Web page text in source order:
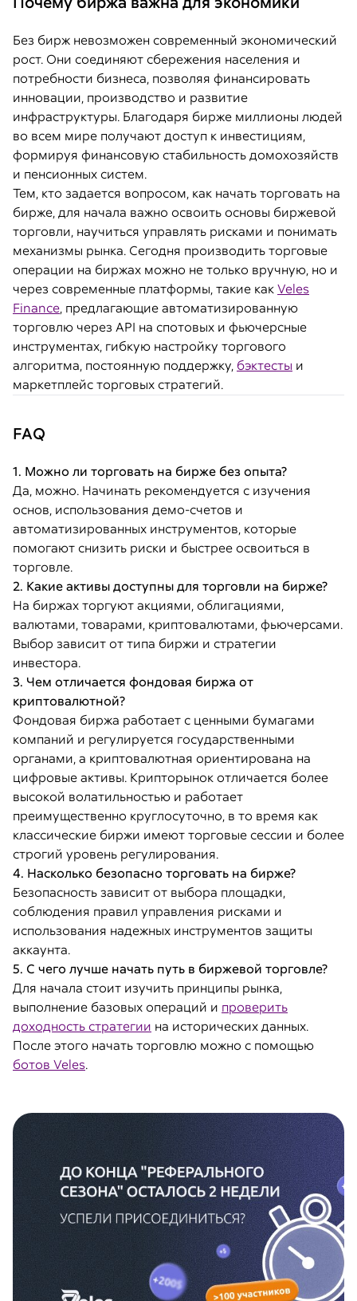
Без бирж невозможен современный экономический
рост. Они соединяют сбережения населения и
потребности бизнеса, позволяя финансировать
инновации, производство и развитие
инфраструктуры. Благодаря бирже миллионы людей
во всем мире получают доступ к инвестициям,
формируя финансовую стабильность домохозяйств
и пенсионных систем.
Тем, кто задается вопросом, как начать торговать на
бирже, для начала важно освоить основы биржевой
торговли, научиться управлять рисками и понимать
механизмы рынка. Сегодня производить торговые
операции на биржах можно не только вручную, но и
через современные платформы, такие какVeles
Finance, предлагающие автоматизированную
торговлю через API на спотовых и фьючерсные
инструментах, гибкую настройку торгового
алгоритма, постоянную поддержку, бэктесты и
маркетплейс торговых стратегий.
FAQ
1. Можно ли торговать на бирже без опыта?
Да, можно. Начинать рекомендуется с изучения
основ, использования демо-счетов и
автоматизированных инструментов, которые
помогают снизить риски и быстрее освоиться в
торговле.
2. Какие активы доступны для торговли на бирже?
На биржах торгуют акциями, облигациями,
валютами, товарами, криптовалютами, фьючерсами.
Выбор зависит от типа биржи и стратегии
инвестора.
3. Чем отличается фондовая биржа от
криптовалютной?
Фондовая биржа работает с ценными бумагами
компаний и регулируется государственными
органами, а криптовалютная ориентирована на
цифровые активы. Крипторынок отличается более
высокой волатильностью и работает
преимущественно круглосуточно, в то время как
классические биржи имеют торговые сессии и более
строгий уровень регулирования.
4. Насколько безопасно торговать на бирже?
Безопасность зависит от выбора площадки,
соблюдения правил управления рисками и
использования надежных инструментов защиты
аккаунта.
5. С чего лучше начать путь в биржевой торговле?
Для начала стоит изучить принципы рынка,
выполнение базовых операций и проверить
доходность стратегии на исторических данных.
После этого начать торговлю можно с помощью
ботов Veles.